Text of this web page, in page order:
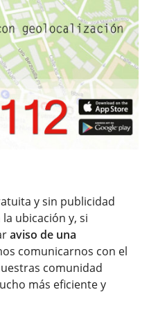
y sin publicidad
ubicación y, si
aviso de una
comunicarnos con el
comunidad
más eficiente y